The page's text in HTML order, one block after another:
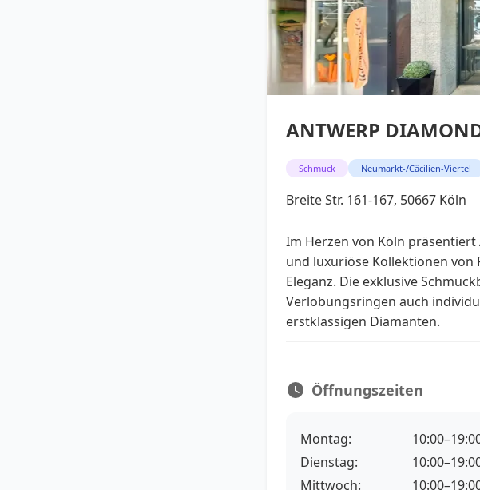
ANTWERP
Schmuck Neumarkt-/Cäcilien-Viertel
Breite Str. 161-167, 50667 Köln
Im Herzen von Köln präsentiert
und luxuriöse Kollektionen von
Eleganz. Die exklusive
Verlobungsringen auch
erstklassigen Diamanten.
Öffnungszeiten
Montag:
Dienstag:
Mittwoch: